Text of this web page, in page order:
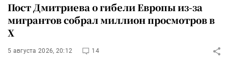
Пост Дмитриева о гибели Европы из-за
мигрантов собрал миллион просмотров в
X
5 августа 2026, 20:12 14